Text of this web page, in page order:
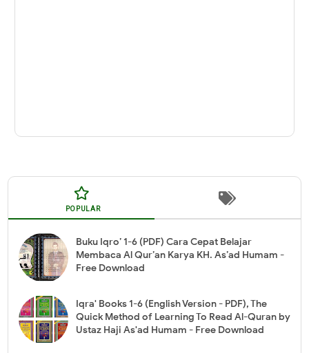
POPULAR
Buku Iqro’ 1-6 (PDF) Cara Cepat Belajar
Membaca Al Qur’an Karya KH. As’ad Humam -
Free Download
Iqra' Books 1-6 (English Version - PDF), The
Quick Method of Learning To Read Al-Quran by
Ustaz Haji As'ad Humam - Free Download